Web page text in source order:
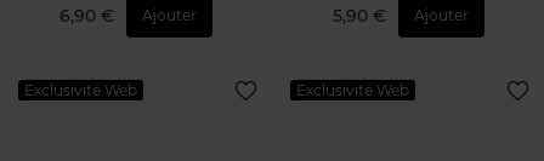
6,90 € Ajouter 5,90 € Ajouter
Exclusivité Web Exclusivité Web